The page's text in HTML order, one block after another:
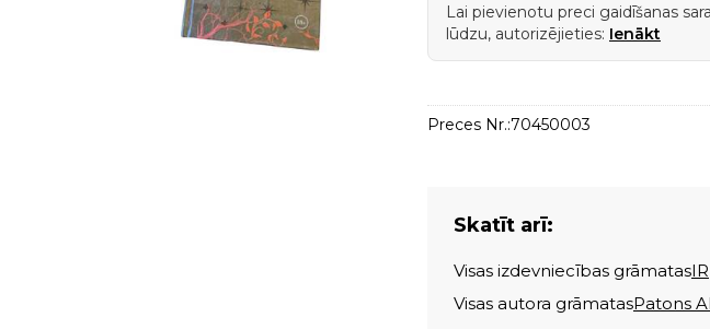
Lai pievienotu preci gaidīšanas
lūdzu, autorizējieties: Ienākt
Preces Nr.:70450003
Skatīt arī:
Visas izdevniecības grāmatasIR
Visas autora grāmatasPatons